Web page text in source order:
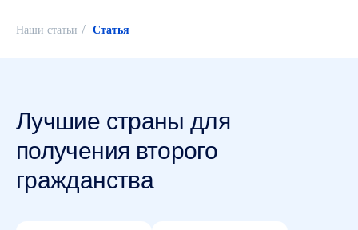
Наши статьи / Статья
Лучшие страны для
получения второго
гражданства